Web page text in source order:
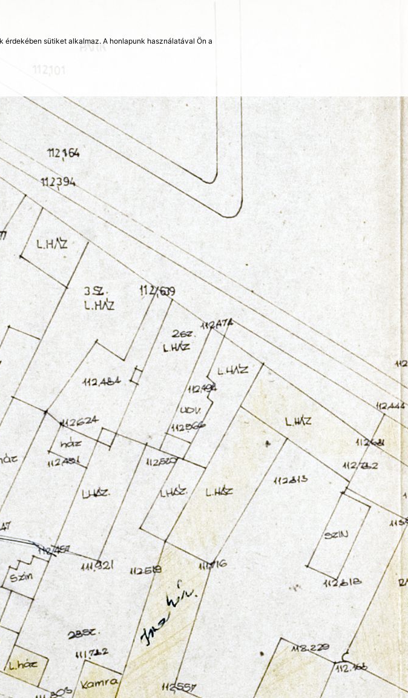
sütiket alkalmaz. A honlapunk használatával Ön a